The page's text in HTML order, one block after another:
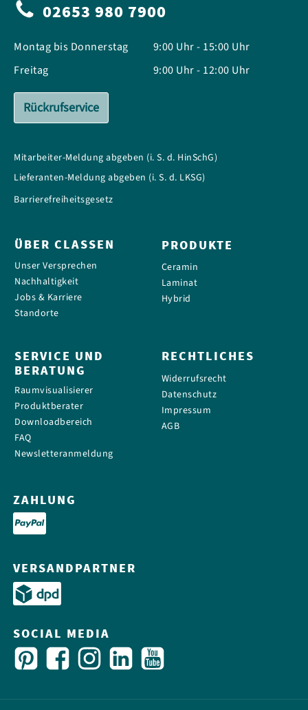
02653 980 7900
Montag bis Donnerstag
Freitag
9:00 Uhr - 15:00 Uhr
9:00 Uhr - 12:00 Uhr
Rückrufservice
Mitarbeiter-Meldung abgeben (i. S. d. HinSchG)
Lieferanten-Meldung abgeben (i. S. d. LKSG)
Barrierefreiheitsgesetz
ÜBER CLASSEN
Unser Versprechen
Nachhaltigkeit
Jobs & Karriere
Standorte
PRODUKTE
Ceramin
Laminat
Hybrid
SERVICE UND
BERATUNG
Raumvisualisierer
Produktberater
Downloadbereich
FAQ
Newsletteranmeldung
RECHTLICHES
Widerrufsrecht
Datenschutz
Impressum
AGB
ZAHLUNG
VERSANDPARTNER
SOCIAL MEDIA